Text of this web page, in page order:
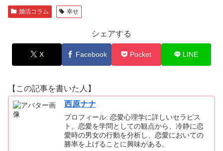
婚活コラム 幸せ
シェアする
X Facebook Pocket LINE
【この記事を書いた人】
西原ナナ
プロフィール: 恋愛心理学に詳しいセラピス
ト。恋愛を学問としての観点から、冷静に恋
愛時の男女の行動を分析し、恋愛においての
勝率を上げることに興味がある。